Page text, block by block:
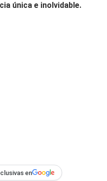
única e inolvidable.
en